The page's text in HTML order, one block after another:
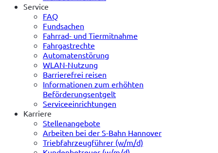
Service
FAQ
Fundsachen
Fahrrad- und Tiermitnahme
Fahrgastrechte
Automatenstörung
WLAN-Nutzung
Barrierefrei reisen
Informationen zum erhöhten
Beförderungsentgelt
Serviceeinrichtungen
Karriere
Stellenangebote
Arbeiten bei der S-Bahn Hannover
Triebfahrzeugführer (w/m/d)